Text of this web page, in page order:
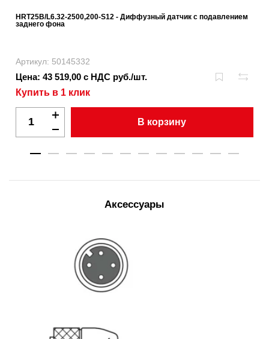
HRT25B/L6.32-2500,200-S12 - Диффузный датчик с подавлением
заднего фона
Артикул: 50145332
Цена: 43 519,00 с НДС руб./шт.
Купить в 1 клик
В корзину
Аксессуары